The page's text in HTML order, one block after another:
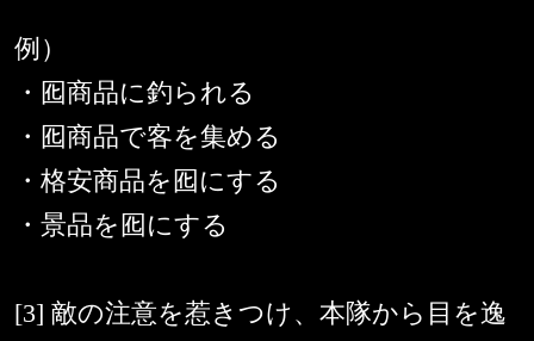
例）
・囮商品に釣られる
・囮商品で客を集める
・格安商品を囮にする
・景品を囮にする
[3] 敵の注意を惹きつけ、本隊から目を逸